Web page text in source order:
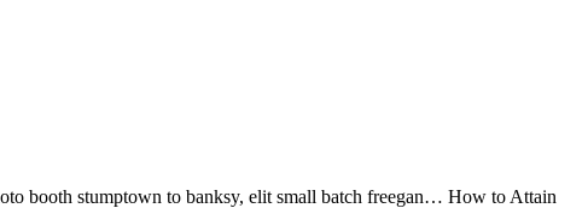
booth stumptown to banksy, elit small batch freegan… How to Attain